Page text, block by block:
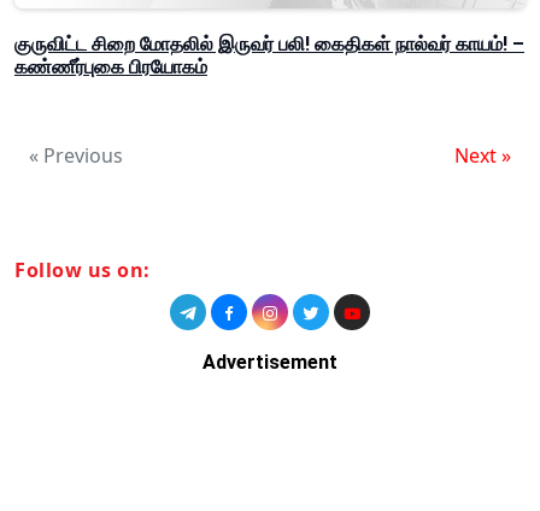
குருவிட்ட சிறை மோதலில் இருவர் பலி! கைதிகள் நால்வர் காயம்! –
கண்ணீர்புகை பிரயோகம்
« Previous Next »
Follow us on:
Advertisement